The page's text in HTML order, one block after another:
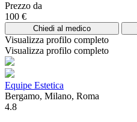
Prezzo da
100 €
Chiedi al medico
Visualizza profilo completo
Visualizza profilo completo
Equipe Estetica
Bergamo, Milano, Roma
4.8